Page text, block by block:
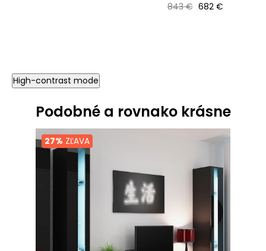
Bežná cena
843 € Cena
682 €
High-contrast mode
Podobné a rovnako krásne
27% ZĽAVA